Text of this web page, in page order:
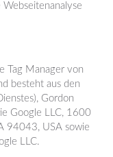
Tag Manager von
besteht aus den
Gordon
Google LLC, 1600
94043, USA sowie
LLC.